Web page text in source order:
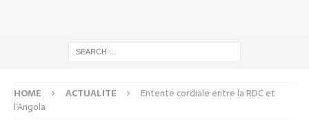
HOME ACTUALITE
Entente cordiale entre la RDC et
l’Angola